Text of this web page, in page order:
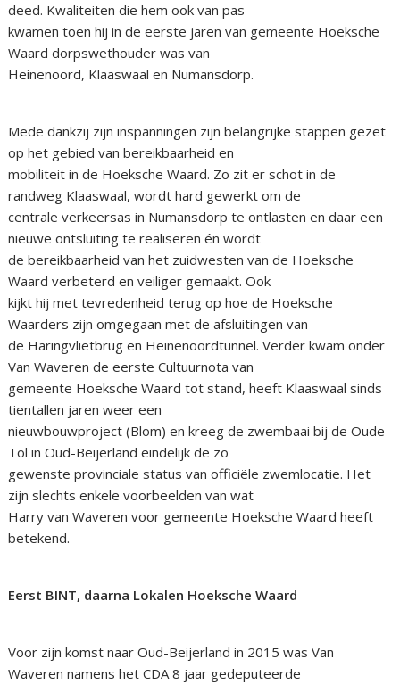
deed. Kwaliteiten die hem ook van pas
kwamen toen hij in de eerste jaren van gemeente Hoeksche
Waard dorpswethouder was van
Heinenoord, Klaaswaal en Numansdorp.
Mede dankzij zijn inspanningen zijn belangrijke stappen gezet
op het gebied van bereikbaarheid en
mobiliteit in de Hoeksche Waard. Zo zit er schot in de
randweg Klaaswaal, wordt hard gewerkt om de
centrale verkeersas in Numansdorp te ontlasten en daar een
nieuwe ontsluiting te realiseren én wordt
de bereikbaarheid van het zuidwesten van de Hoeksche
Waard verbeterd en veiliger gemaakt. Ook
kijkt hij met tevredenheid terug op hoe de Hoeksche
Waarders zijn omgegaan met de afsluitingen van
de Haringvlietbrug en Heinenoordtunnel. Verder kwam onder
Van Waveren de eerste Cultuurnota van
gemeente Hoeksche Waard tot stand, heeft Klaaswaal sinds
tientallen jaren weer een
nieuwbouwproject (Blom) en kreeg de zwembaai bij de Oude
Tol in Oud-Beijerland eindelijk de zo
gewenste provinciale status van officiële zwemlocatie. Het
zijn slechts enkele voorbeelden van wat
Harry van Waveren voor gemeente Hoeksche Waard heeft
betekend.
Eerst BINT, daarna Lokalen Hoeksche Waard
Voor zijn komst naar Oud-Beijerland in 2015 was Van
Waveren namens het CDA 8 jaar gedeputeerde